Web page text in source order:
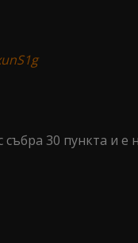
30 пункта и е